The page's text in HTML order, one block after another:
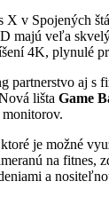
v Spojených
veľa
4K, plynulé
aj
lišta Game
je možné
na fitnes,
a